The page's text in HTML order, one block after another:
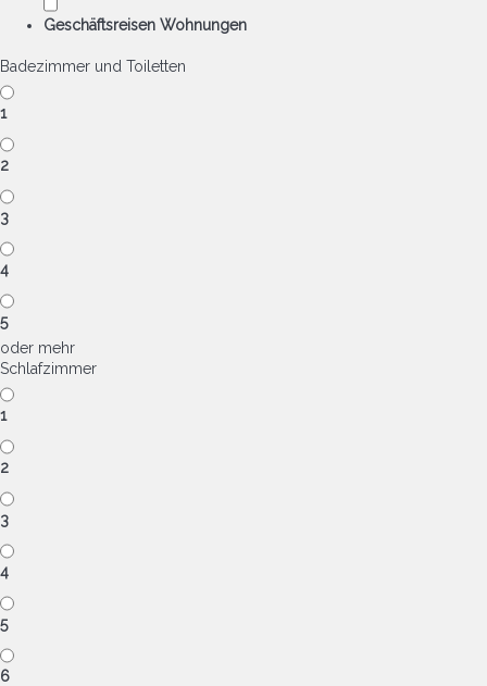
Geschäftsreisen Wohnungen
Badezimmer und Toiletten
1
2
3
4
5
oder mehr
Schlafzimmer
1
2
3
4
5
6